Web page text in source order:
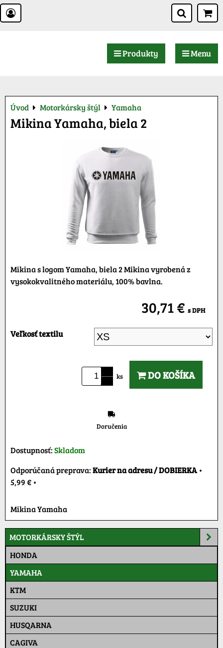
Produkty Menu
Úvod Motorkársky štýl Yamaha
Mikina Yamaha, biela 2
Mikina s logom Yamaha, biela 2 Mikina vyrobená z
vysokokvalitného materiálu, 100% bavlna.
30,71 € s DPH
Veľkosť textilu
ks DO KOŠÍKA
Doručenia
Dostupnosť:Skladom
Kurier na adresu / DOBIERKA•
5,99 € •
Mikina Yamaha
MOTORKÁRSKY ŠTÝL
HONDA
YAMAHA
KTM
SUZUKI
HUSQARNA
CAGIVA